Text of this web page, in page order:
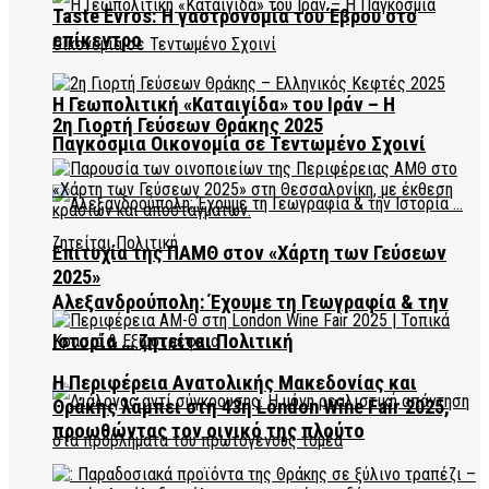
Η Γεωπολιτική «Καταιγίδα» του Ιράν – Η
Παγκόσμια Οικονομία σε Τεντωμένο Σχοινί
Αλεξανδρούπολη: Έχουμε τη Γεωγραφία & την
Ιστορία … ζητείται Πολιτική
Taste Evros: Η γαστρονομία του Έβρου στο
επίκεντρο
2η Γιορτή Γεύσεων Θράκης 2025
Επιτυχία της ΠΑΜΘ στον «Χάρτη των Γεύσεων
2025»
Η Περιφέρεια Ανατολικής Μακεδονίας και
Θράκης λάμπει στη 43η London Wine Fair 2025,
προωθώντας τον οινικό της πλούτο